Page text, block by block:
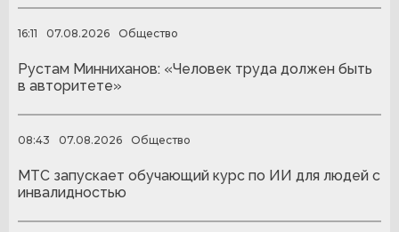
16:11 07.08.2026 Общество
Рустам Минниханов: «Человек труда должен быть
в авторитете»
08:43 07.08.2026 Общество
МТС запускает обучающий курс по ИИ для людей с
инвалидностью